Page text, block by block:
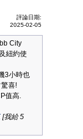
評論日期:
2025-02-05
City
紐約使
3小時也
喜!
值高.
[我給 5